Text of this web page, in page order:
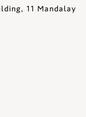
うかは任意によ
11 Mandalay